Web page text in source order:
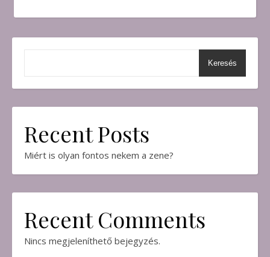
Keresés
Recent Posts
Miért is olyan fontos nekem a zene?
Recent Comments
Nincs megjeleníthető bejegyzés.